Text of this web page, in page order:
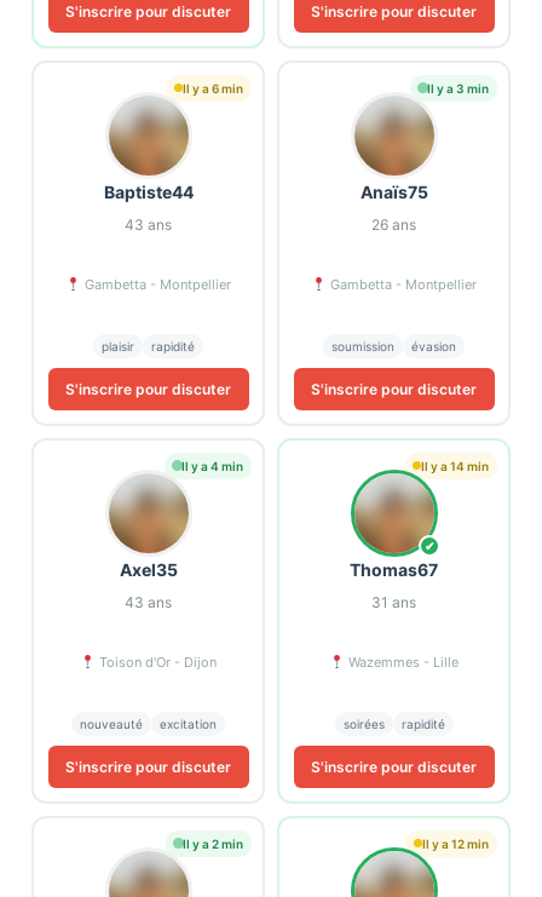
S'inscrire pour discuter S'inscrire pour discuter
Il y a 6 min
Baptiste44
43 ans
Gambetta - Montpellier
plaisir rapidité
S'inscrire pour discuter
Il y a 3 min
Anaïs75
26 ans
Gambetta - Montpellier
soumission évasion
S'inscrire pour discuter
Il y a 4 min
Axel35
43 ans
Toison d'Or - Dijon
nouveauté excitation
S'inscrire pour discuter
Il y a 14 min
✔
Thomas67
31 ans
Wazemmes - Lille
soirées rapidité
S'inscrire pour discuter
Il y a 2 min Il y a 12 min